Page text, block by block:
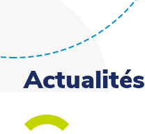
Actualités